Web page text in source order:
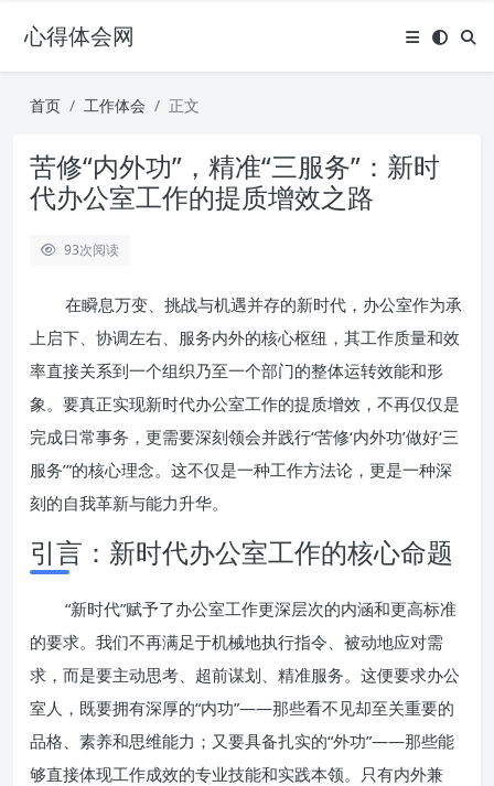
心得体会网
首页 工作体会 正文
苦修“内外功”，精准“三服务”：新时
代办公室工作的提质增效之路
93次阅读
在瞬息万变、挑战与机遇并存的新时代，办公室作为承
上启下、协调左右、服务内外的核心枢纽，其工作质量和效
率直接关系到一个组织乃至一个部门的整体运转效能和形
象。要真正实现新时代办公室工作的提质增效，不再仅仅是
完成日常事务，更需要深刻领会并践行“苦修‘内外功’做好‘三
服务’”的核心理念。这不仅是一种工作方法论，更是一种深
刻的自我革新与能力升华。
引言：新时代办公室工作的核心命题
“新时代”赋予了办公室工作更深层次的内涵和更高标准
的要求。我们不再满足于机械地执行指令、被动地应对需
求，而是要主动思考、超前谋划、精准服务。这便要求办公
室人，既要拥有深厚的“内功”——那些看不见却至关重要的
品格、素养和思维能力；又要具备扎实的“外功”——那些能
够直接体现工作成效的专业技能和实践本领。只有内外兼